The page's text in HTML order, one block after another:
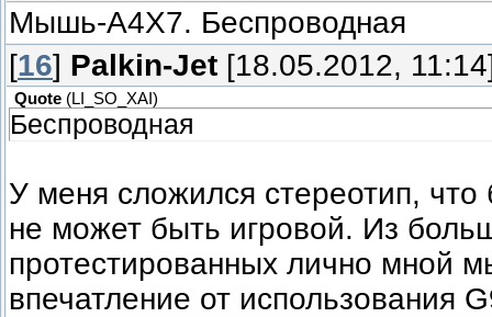
Мышь-A4X7. Беспроводная
[16] Palkin-Jet [18.05.2012,
Quote (LI_SO_XAI)
Беспроводная
У меня сложился стереотип,
не может быть игровой. Из
протестированных лично мной
впечатление от использования